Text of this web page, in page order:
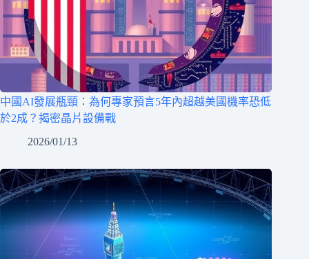
中國AI發展瓶頸：為何專家預言5年內超越美國機率恐低
於2成？揭密晶片設備戰
2026/01/13